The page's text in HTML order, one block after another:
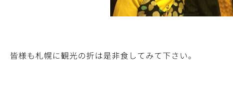
皆様も札幌に観光の折は是非食してみて下さい。